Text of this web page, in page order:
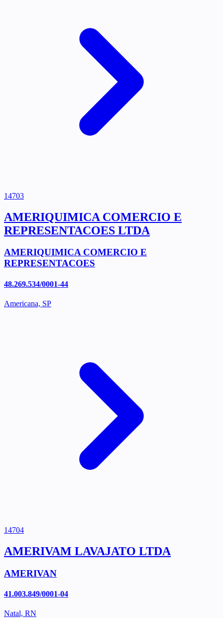
14703
AMERIQUIMICA COMERCIO E
REPRESENTACOES LTDA
AMERIQUIMICA COMERCIO E
REPRESENTACOES
48.269.534/0001-44
Americana, SP
14704
AMERIVAM LAVAJATO LTDA
AMERIVAN
41.003.849/0001-04
Natal, RN